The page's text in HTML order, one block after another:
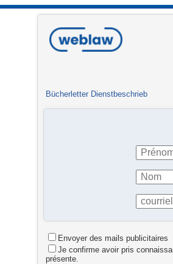
Bücherletter Dienstbeschrieb
Envoyer des mails publicitaires
Je confirme avoir pris
présente.